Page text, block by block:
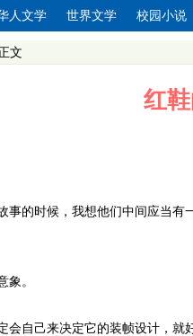
人文学 世界文学 校园小说
文
红
的时候，我想他们中间应当有
。
自己来决定它的装帧设计，就